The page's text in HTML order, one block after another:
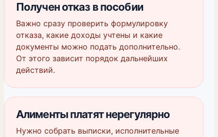
Получен отказ в пособии
Важно сразу проверить формулировку
отказа, какие доходы учтены и какие
документы можно подать дополнительно.
От этого зависит порядок дальнейших
действий.
Алименты платят нерегулярно
Нужно собрать выписки, исполнительные